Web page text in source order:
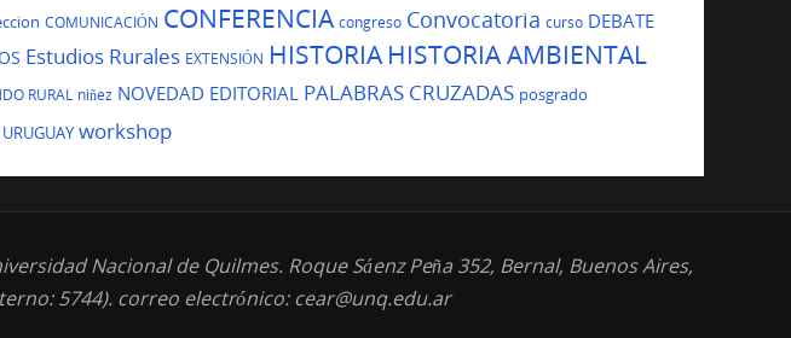
COMUNICACIÓN CONFERENCIA congreso Convocatoria curso DEBATE
Estudios Rurales EXTENSIÓN HISTORIA HISTORIA AMBIENTAL
RURAL niñez NOVEDAD EDITORIAL PALABRAS CRUZADAS posgrado
URUGUAY workshop
Nacional de Quilmes. Roque Sáenz Peña 352, Bernal, Buenos Aires,
5744). correo electrónico: cear@unq.edu.ar